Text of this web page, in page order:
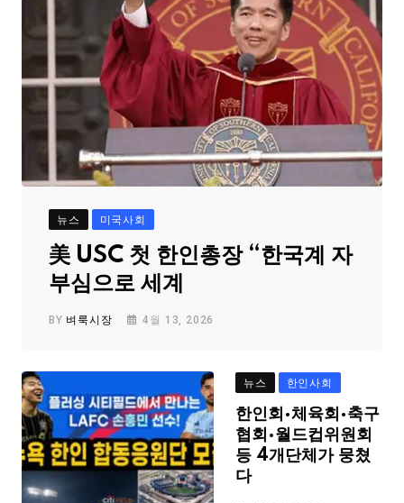
뉴스 미국사회
美 USC 첫 한인총장 “한국계 자
부심으로 세계
BY 벼룩시장 4월 13, 2026
뉴스 한인사회
한인회·체육회·축구
협회·월드컵위원회
등 4개단체가 뭉쳤
다